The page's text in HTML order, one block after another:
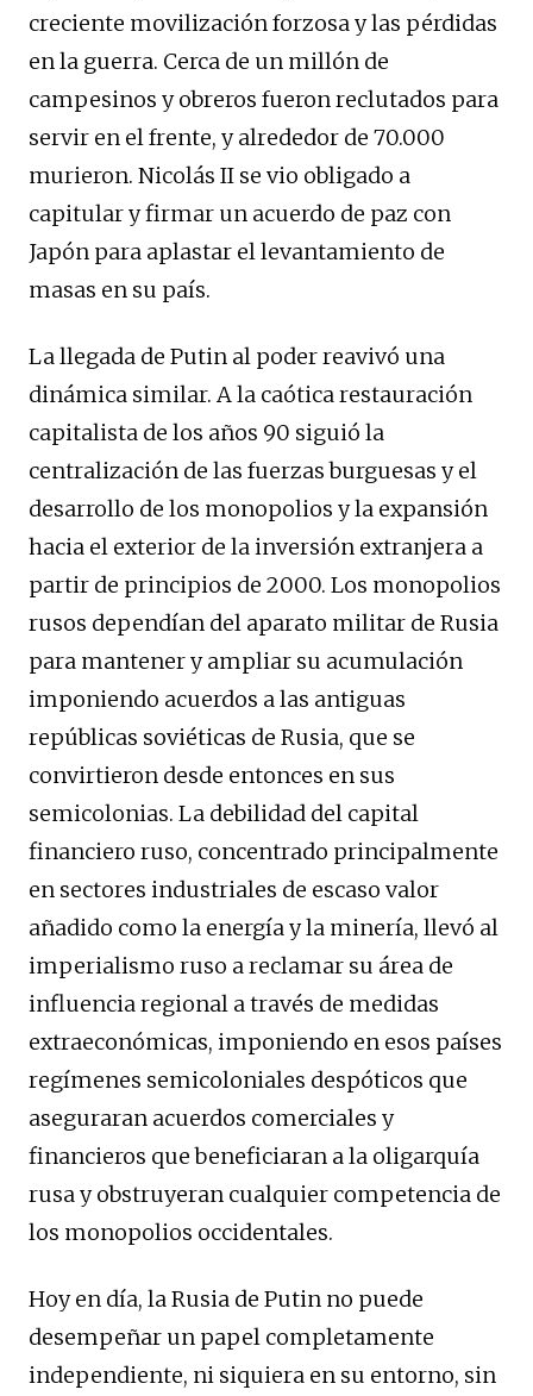
creciente movilización forzosa y las pérdidas
en la guerra. Cerca de un millón de
campesinos y obreros fueron reclutados para
servir en el frente, y alrededor de 70.000
murieron. Nicolás II se vio obligado a
capitular y firmar un acuerdo de paz con
Japón para aplastar el levantamiento de
masas en su país.
La llegada de Putin al poder reavivó una
dinámica similar. A la caótica restauración
capitalista de los años 90 siguió la
centralización de las fuerzas burguesas y el
desarrollo de los monopolios y la expansión
hacia el exterior de la inversión extranjera a
partir de principios de 2000. Los monopolios
rusos dependían del aparato militar de Rusia
para mantener y ampliar su acumulación
imponiendo acuerdos a las antiguas
repúblicas soviéticas de Rusia, que se
convirtieron desde entonces en sus
semicolonias. La debilidad del capital
financiero ruso, concentrado principalmente
en sectores industriales de escaso valor
añadido como la energía y la minería, llevó al
imperialismo ruso a reclamar su área de
influencia regional a través de medidas
extraeconómicas, imponiendo en esos países
regímenes semicoloniales despóticos que
aseguraran acuerdos comerciales y
financieros que beneficiaran a la oligarquía
rusa y obstruyeran cualquier competencia de
los monopolios occidentales.
Hoy en día, la Rusia de Putin no puede
desempeñar un papel completamente
independiente, ni siquiera en su entorno, sin